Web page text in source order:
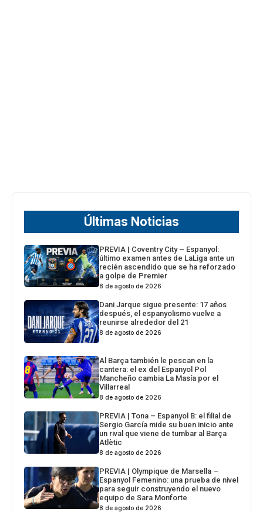
Últimas Noticias
PREVIA | Coventry City – Espanyol:
último examen antes de LaLiga ante un
recién ascendido que se ha reforzado
a golpe de Premier
8 de agosto de 2026
Dani Jarque sigue presente: 17 años
después, el espanyolismo vuelve a
reunirse alrededor del 21
8 de agosto de 2026
Al Barça también le pescan en la
cantera: el ex del Espanyol Pol
Mancheño cambia La Masía por el
Villarreal
8 de agosto de 2026
PREVIA | Tona – Espanyol B: el filial de
Sergio García mide su buen inicio ante
un rival que viene de tumbar al Barça
Atlètic
8 de agosto de 2026
PREVIA | Olympique de Marsella –
Espanyol Femenino: una prueba de nivel
para seguir construyendo el nuevo
equipo de Sara Monforte
8 de agosto de 2026